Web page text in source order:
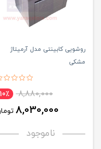
روشویی کابینتی مدل آرمیتاژ
مشکی
8,880,000 10٪
8,030,000
ناموجود